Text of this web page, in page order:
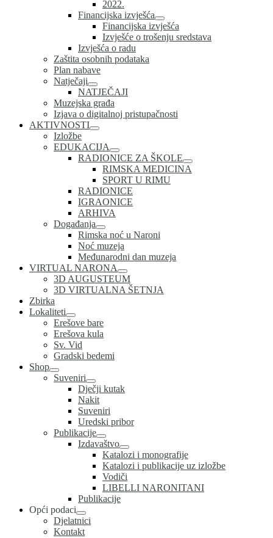
2022.
Financijska izvješća
Financijska izvješća
Izvješće o trošenju sredstava
Izvješća o radu
Zaštita osobnih podataka
Plan nabave
Natječaji
NATJEČAJI
Muzejska građa
Izjava o digitalnoj pristupačnosti
AKTIVNOSTI
Izložbe
EDUKACIJA
RADIONICE ZA ŠKOLE
RIMSKA MEDICINA
SPORT U RIMU
RADIONICE
IGRAONICE
ARHIVA
Događanja
Rimska noć u Naroni
Noć muzeja
Međunarodni dan muzeja
VIRTUAL NARONA
3D AUGUSTEUM
3D VIRTUALNA ŠETNJA
Zbirka
Lokaliteti
Erešove bare
Erešova kula
Sv. Vid
Gradski bedemi
Shop
Suveniri
Dječji kutak
Nakit
Suveniri
Uredski pribor
Publikacije
Izdavaštvo
Katalozi i monografije
Katalozi i publikacije uz izložbe
Vodiči
LIBELLI NARONITANI
Publikacije
Opći podaci
Djelatnici
Kontakt